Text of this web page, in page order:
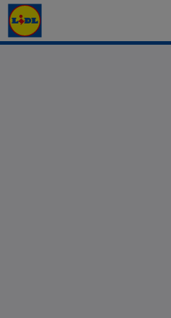
Aktionsprospekt -